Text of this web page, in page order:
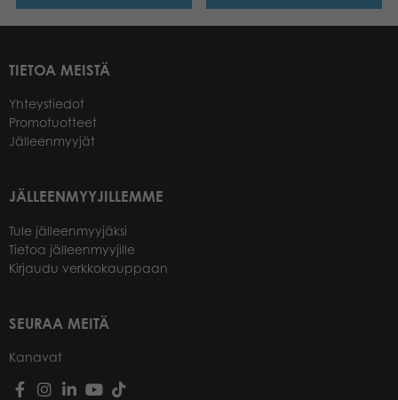
TIETOA MEISTÄ
Yhteystiedot
Promotuotteet
Jälleenmyyjät
JÄLLEENMYYJILLEMME
Tule jälleenmyyjäksi
Tietoa jälleenmyyjille
Kirjaudu verkkokauppaan
SEURAA MEITÄ
Kanavat